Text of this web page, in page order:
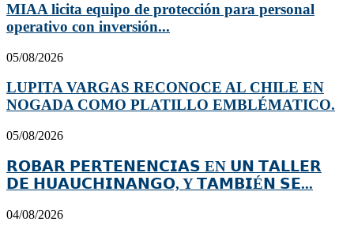
MIAA licita equipo de protección para personal
operativo con inversión...
05/08/2026
LUPITA VARGAS RECONOCE AL CHILE EN
NOGADA COMO PLATILLO EMBLÉMATICO.
05/08/2026
𝗥𝗢𝗕𝗔𝗥 𝗣𝗘𝗥𝗧𝗘𝗡𝗘𝗡𝗖𝗜𝗔𝗦 EN 𝗨𝗡 𝗧𝗔𝗟𝗟𝗘𝗥
𝗗𝗘 𝗛𝗨𝗔𝗨𝗖𝗛𝗜𝗡𝗔𝗡𝗚𝗢, Y 𝗧𝗔𝗠𝗕𝗜É𝗡 𝗦𝗘...
04/08/2026